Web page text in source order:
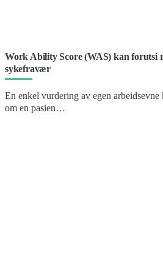
Work Ability Score (WAS) kan forutsi
sykefravær
En enkel vurdering av egen
om en pasien…